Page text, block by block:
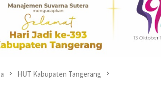
HUT Kabupaten Tangerang